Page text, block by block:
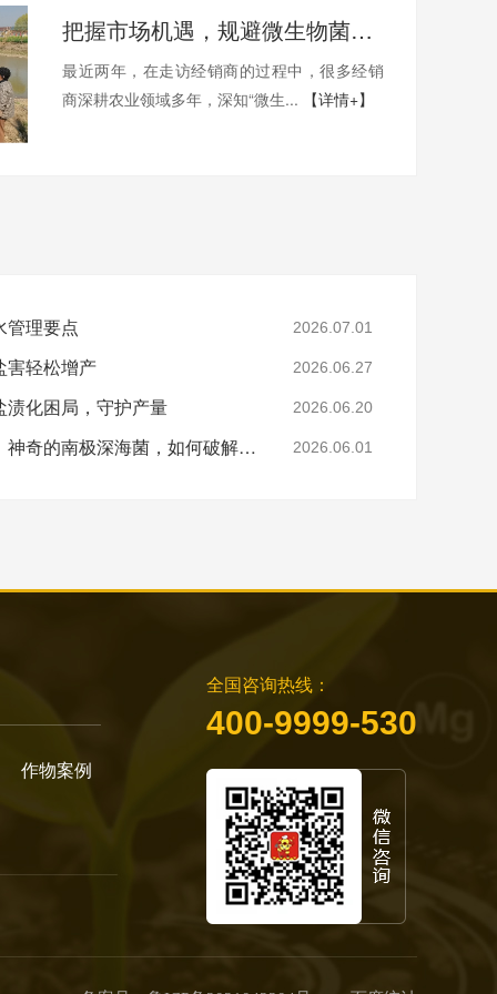
把握市场机遇，规避微生物菌剂的选择误区
最近两年，在走访经销商的过程中，很多经销
商深耕农业领域多年，深知“微生...
【详情+】
管理要点 2026.07.01
害轻松增产 2026.06.27
化困局，守护产量 2026.06.20
从万米深海到万亩良田：神奇的南极深海菌，如何破解土壤盐碱难题？ 2026.06.01
作物案例
全国咨询热线：
400-9999-530